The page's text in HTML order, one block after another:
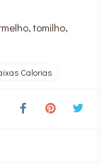
tomilho,
Calorias